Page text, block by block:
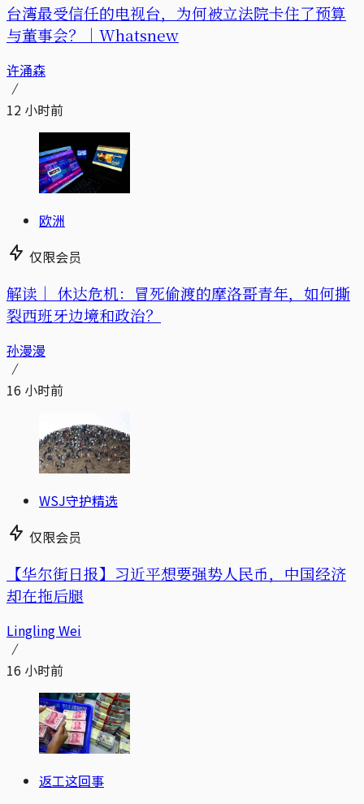
台湾最受信任的电视台，为何被立法院卡住了预算
与董事会？｜Whatsnew
许涌森
12 小时前
欧洲
仅限会员
解读｜ 休达危机：冒死偷渡的摩洛哥青年，如何撕
裂西班牙边境和政治？
孙漫漫
16 小时前
WSJ守护精选
仅限会员
【华尔街日报】习近平想要强势人民币，中国经济
却在拖后腿
Lingling Wei
16 小时前
返工这回事